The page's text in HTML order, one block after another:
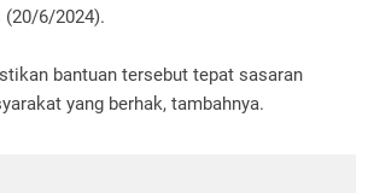
(20/6/2024).
bantuan tersebut tepat sasaran
yang berhak, tambahnya.